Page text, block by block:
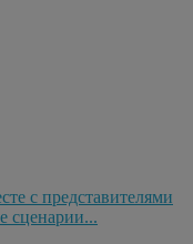
с представителями
сценарии...